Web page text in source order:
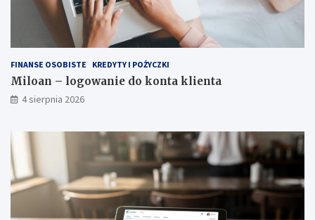
FINANSE OSOBISTE KREDYTY I POŻYCZKI
Miloan – logowanie do konta klienta
4 sierpnia 2026